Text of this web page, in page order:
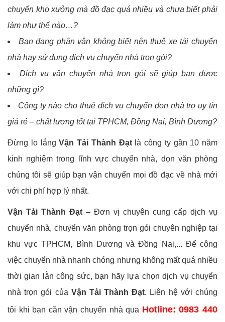
chuyển kho xưởng mà đồ đạc quá nhiều và chưa biết phải
làm như thế nào…?
Bạn đang phân vân không biết nên thuê xe tải chuyển
nhà hay sử dụng dịch vụ chuyển nhà trọn gói?
Dịch vụ vận chuyển nhà trọn gói sẽ giúp bạn được
những gì?
Công ty nào cho thuê dịch vụ chuyển dọn nhà trọ uy tín
giá rẻ – chất lượng tốt tại TPHCM, Đồng Nai, Bình Dương?
Đừng lo lắngVận Tải Thành Đạtlà công ty gần 10 năm
kinh nghiệm trong lĩnh vực chuyển nhà, dọn văn phòng
chúng tôi sẽ giúp bạn vận chuyển mọi đồ đạc về nhà mới
với chi phí hợp lý nhất.
Vận Tải Thành Đạt – Đơn vị chuyên cung cấp dịch vụ
chuyển nhà, chuyển văn phòng trọn gói chuyên nghiệp tại
khu vực TPHCM, Bình Dương và Đồng Nai,... Để công
việc chuyển nhà nhanh chóng nhưng không mất quá nhiều
thời gian lẫn công sức, bạn hãy lựa chọn dịch vụ chuyển
nhà trọn gói của Vận Tải Thành Đạt. Liên hệ với chúng
tôi khi bạn cần vận chuyển nhà qua Hotline: 0983 440